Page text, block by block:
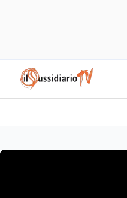
IlSussidiario TV